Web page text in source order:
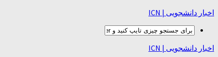
اخبار دانشجویی | ICN
اخبار دانشجویی | ICN